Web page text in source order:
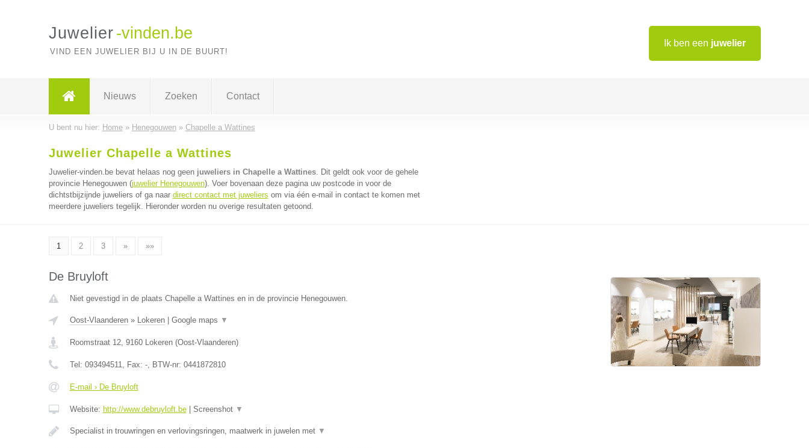
Ik ben een juwelier
Juwelier -vinden.be
VIND EEN JUWELIER BIJ U IN DE BUURT!
Nieuws Zoeken Contact
U bent nu hier: Home» Henegouwen» Chapelle a Wattines
Juwelier Chapelle a Wattines
Juwelier-vinden.be bevat helaas nog geen juweliers in Chapelle a Wattines. Dit geldt ook voor de gehele
provincie Henegouwen (juwelier Henegouwen). Voer bovenaan deze pagina uw postcode in voor de
dichtstbijzijnde juweliers of ga naar direct contact met juweliers om via één e-mail in contact te komen met
meerdere juweliers tegelijk. Hieronder worden nu overige resultaten getoond.
1 2 3 » »»
De Bruyloft
Niet gevestigd in de plaats Chapelle a Wattines en in de provincie Henegouwen.
Oost-Vlaanderen» Lokeren| Google maps ▼
Roomstraat 12, 9160 Lokeren(Oost-Vlaanderen)
Tel: 093494511, Fax: -, BTW-nr: 0441872810
E-mail › De Bruyloft
Website: http://www.debruyloft.be| Screenshot ▼
Specialist in trouwringen en verlovingsringen, maatwerk in juwelen met ▼